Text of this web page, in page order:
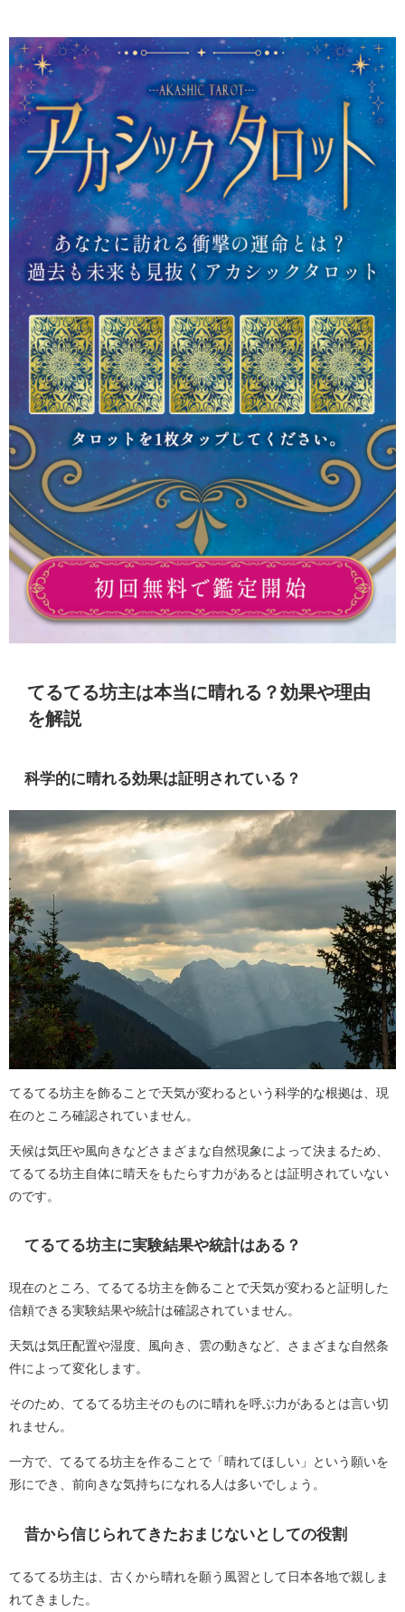
てるてる坊主は本当に晴れる？効果や理由
を解説
科学的に晴れる効果は証明されている？
てるてる坊主を飾ることで天気が変わるという科学的な根拠は、現
在のところ確認されていません。
天候は気圧や風向きなどさまざまな自然現象によって決まるため、
てるてる坊主自体に晴天をもたらす力があるとは証明されていない
のです。
てるてる坊主に実験結果や統計はある？
現在のところ、てるてる坊主を飾ることで天気が変わると証明した
信頼できる実験結果や統計は確認されていません。
天気は気圧配置や湿度、風向き、雲の動きなど、さまざまな自然条
件によって変化します。
そのため、てるてる坊主そのものに晴れを呼ぶ力があるとは言い切
れません。
一方で、てるてる坊主を作ることで「晴れてほしい」という願いを
形にでき、前向きな気持ちになれる人は多いでしょう。
昔から信じられてきたおまじないとしての役割
てるてる坊主は、古くから晴れを願う風習として日本各地で親しま
れてきました。